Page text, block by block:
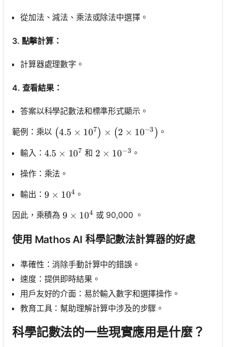
尚
從加法、減法、乘法或除法中選擇。
3. 點擊計算：
計算器處理數字。
4. 查看結果：
答案以科學記數法和標準形式顯示。
範例：乘以 \left(4.5 \times 10^7\right)
(4.5 × 107 ) × (2 × 10−3 ) 。
輸入： 4.5 \times 10^7
4.5 × 107 和 2 \times 10^{-3}
2 × 10−3 。
操作：乘法。
輸出： 9 \times 10^4
9 × 104 。
因此，乘積為 9 \times 10^4
9 × 104 或 90,000 。
使用 Mathos AI 科學記數法計算器的好處
準確性：消除手動計算中的錯誤。
速度：提供即時結果。
用戶友好的介面：易於輸入數字和選擇操作。
教育工具：幫助理解計算中涉及的步驟。
科學記數法的一些現實應用是什麼？